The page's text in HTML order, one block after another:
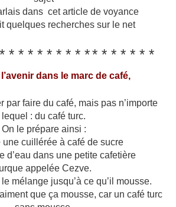
dans cet article de voyance
quelques recherches sur le net
* * * * * * * * ** * * * * * *
dans le marc de café,
par faire du café, mais pas n’importe
lequel : du café turc.
On le prépare ainsi :
une cuillérée à café de sucre
d’eau dans une petite cafetière
appelée Cezve.
mélange jusqu’à ce qu’il mousse.
que ça mousse, car un café turc